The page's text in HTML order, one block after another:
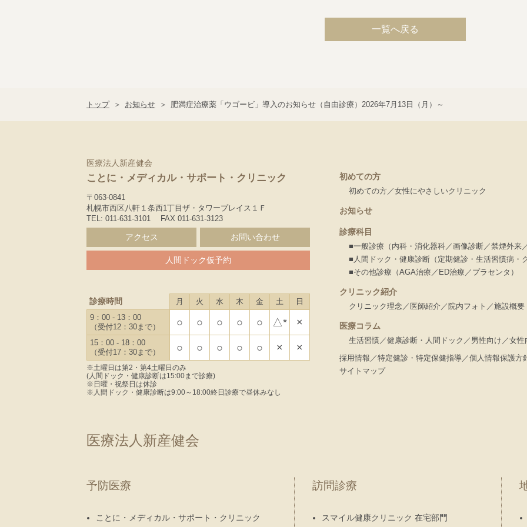
一覧へ戻る
トップ お知らせ 肥満症治療薬「ウゴービ」導入のお知らせ（自由診療）2026年7月13日（月）～
医療法人新産健会
ことに・メディカル・サポート・クリニック
〒063-0841
札幌市西区八軒１条西1丁目ザ・タワープレイス１Ｆ
TEL: 011-631-3101 FAX 011-631-3123
アクセス お問い合わせ
人間ドック仮予約
診療時間 月 火 水 木 金 土
日
9：00 - 13：00
（受付12：30まで）
○ ○ ○ ○ ○ △* ×
15：00 - 18：00
（受付17：30まで）
○ ○ ○ ○ ○ × ×
※土曜日は第2・第4土曜日のみ
(人間ドック・健康診断は15:00まで診療)
※日曜・祝祭日は休診
※人間ドック・健康診断は9:00～18:00終日診療で昼休みなし
初めての方
初めての方 女性にやさしいクリニック
お知らせ
診療科目
■一般診療（内科・消化器科／画像診断／禁煙外来
■人間ドック・健康診断（定期健診・生活習慣病・
■その他診療（AGA治療／ED治療／プラセンタ）
クリニック紹介
クリニック理念 医師紹介 院内フォト 施設概要
医療コラム
生活習慣 健康診断・人間ドック 男性向け 女性
採用情報
特定健診・特定保健指導 個人情報保護方
サイトマップ
医療法人新産健会
予防医療
ことに・メディカル・サポート・クリニック
訪問診療
スマイル健康クリニック 在宅部門